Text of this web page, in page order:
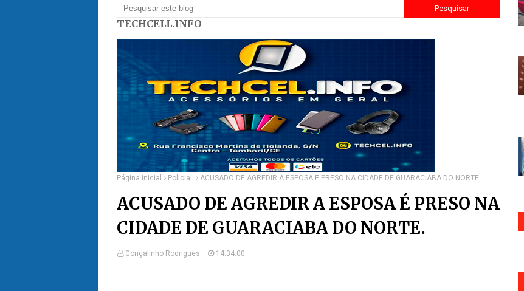
TECHCELL.INFO
Página inicial Policial. ACUSADO DE AGREDIR A ESPOSA É PRESO NA CIDADE DE GUARACIABA DO NORTE.
ACUSADO DE AGREDIR A ESPOSA É PRESO NA
CIDADE DE GUARACIABA DO NORTE.
Gonçalinho Rodrigues. 14:34:00